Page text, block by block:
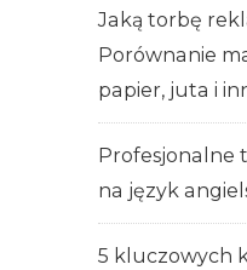
Jaką torbę
Porównanie
papier, juta i
Profesjonalne
na język
5 kluczowych